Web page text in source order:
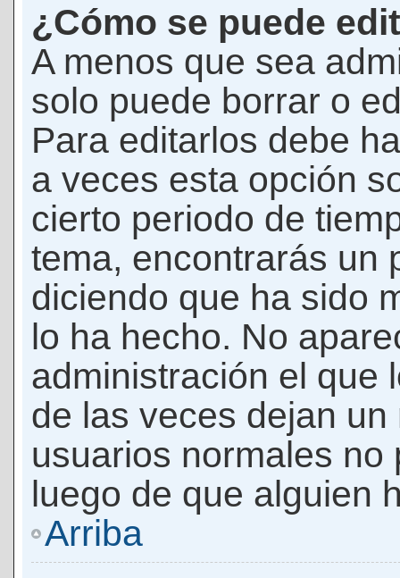
¿Cómo se puede
A menos que sea
solo puede borrar o
Para editarlos debe
a veces esta opción
cierto periodo de
tema, encontrarás un
diciendo que ha sido
lo ha hecho. No
administración el que
de las veces dejan
usuarios normales
luego de que alguien
Arriba